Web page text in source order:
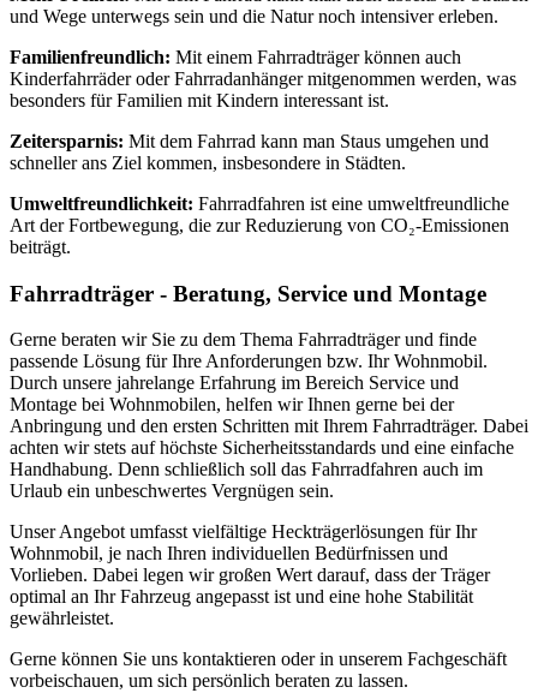
und Wege unterwegs sein und die Natur noch intensiver erleben.
Familienfreundlich: Mit einem Fahrradträger können auch
Kinderfahrräder oder Fahrradanhänger mitgenommen werden, was
besonders für Familien mit Kindern interessant ist.
Zeitersparnis: Mit dem Fahrrad kann man Staus umgehen und
schneller ans Ziel kommen, insbesondere in Städten.
Umweltfreundlichkeit: Fahrradfahren ist eine umweltfreundliche
Art der Fortbewegung, die zur Reduzierung von CO₂-Emissionen
beiträgt.
Fahrradträger - Beratung, Service und Montage
Gerne beraten wir Sie zu dem Thema Fahrradträger und finde
passende Lösung für Ihre Anforderungen bzw. Ihr Wohnmobil.
Durch unsere jahrelange Erfahrung im Bereich Service und
Montage bei Wohnmobilen, helfen wir Ihnen gerne bei der
Anbringung und den ersten Schritten mit Ihrem Fahrradträger. Dabei
achten wir stets auf höchste Sicherheitsstandards und eine einfache
Handhabung. Denn schließlich soll das Fahrradfahren auch im
Urlaub ein unbeschwertes Vergnügen sein.
Unser Angebot umfasst vielfältige Heckträgerlösungen für Ihr
Wohnmobil, je nach Ihren individuellen Bedürfnissen und
Vorlieben. Dabei legen wir großen Wert darauf, dass der Träger
optimal an Ihr Fahrzeug angepasst ist und eine hohe Stabilität
gewährleistet.
Gerne können Sie uns kontaktieren oder in unserem Fachgeschäft
vorbeischauen, um sich persönlich beraten zu lassen.